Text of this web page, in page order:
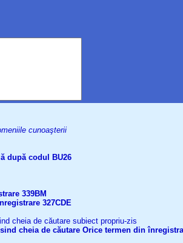
cunoaşterii
după codul BU26
339BM
327CDE
cheia de căutare subiect propriu-zis
cheia de căutare Orice termen din